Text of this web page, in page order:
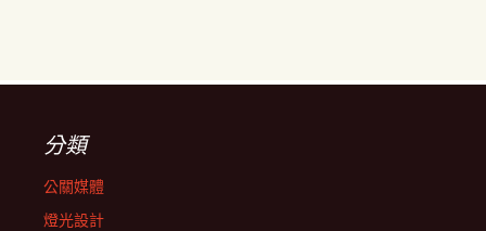
分類
公關媒體
燈光設計